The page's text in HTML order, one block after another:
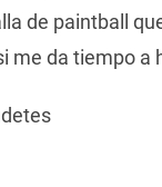
de paintball
me da tiempo a